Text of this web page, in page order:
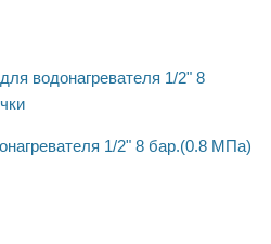
1/2" 8 бар.(0.8 МПа)